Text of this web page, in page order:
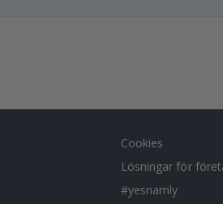
Cookies
Lösningar för
#yesnamly